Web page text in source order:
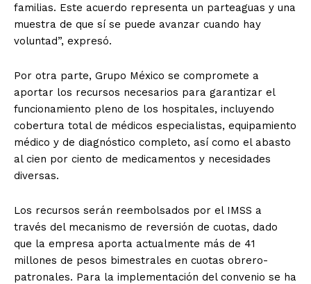
familias. Este acuerdo representa un parteaguas y una
muestra de que sí se puede avanzar cuando hay
voluntad”, expresó.
Por otra parte, Grupo México se compromete a
aportar los recursos necesarios para garantizar el
funcionamiento pleno de los hospitales, incluyendo
cobertura total de médicos especialistas, equipamiento
médico y de diagnóstico completo, así como el abasto
al cien por ciento de medicamentos y necesidades
diversas.
Los recursos serán reembolsados por el IMSS a
través del mecanismo de reversión de cuotas, dado
que la empresa aporta actualmente más de 41
millones de pesos bimestrales en cuotas obrero-
patronales. Para la implementación del convenio se ha